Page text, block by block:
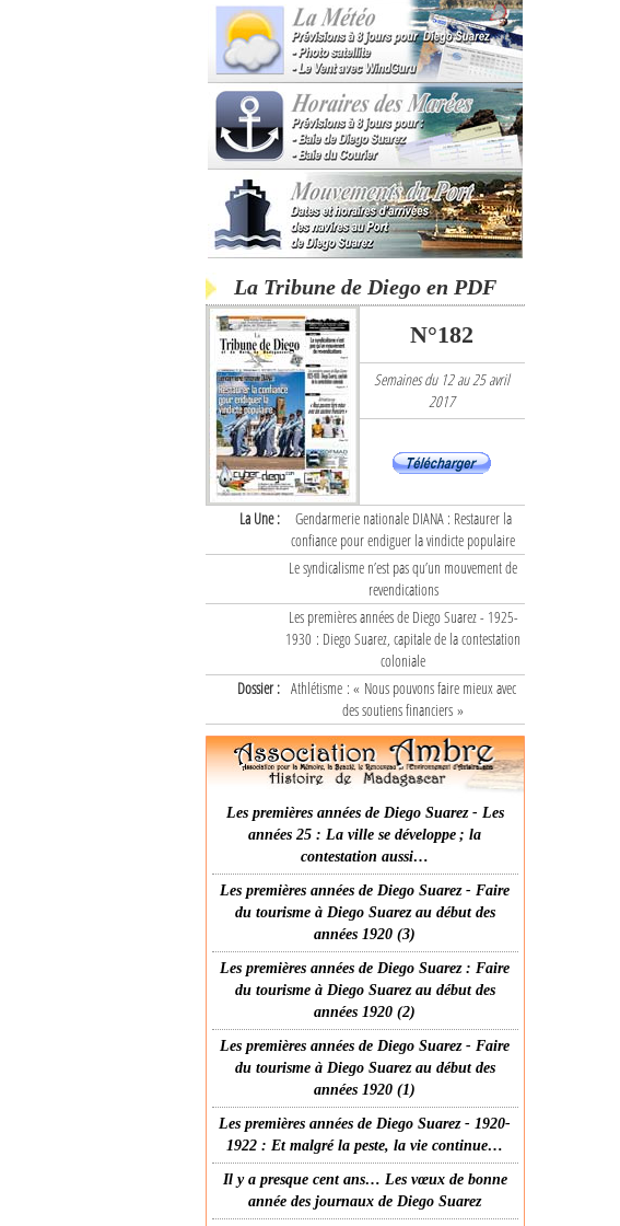
La Tribune de Diego en PDF
N°182
Semaines du 12 au 25 avril
2017
La Une :
Gendarmerie nationale DIANA : Restaurer la
confiance pour endiguer la vindicte populaire
Le syndicalisme n’est pas qu’un mouvement de
revendications
Les premières années de Diego Suarez - 1925-
1930 : Diego Suarez, capitale de la contestation
coloniale
Dossier : Athlétisme : « Nous pouvons faire mieux avec
des soutiens financiers »
Les premières années de Diego Suarez - Les
années 25 : La ville se développe ; la
contestation aussi…
Les premières années de Diego Suarez - Faire
du tourisme à Diego Suarez au début des
années 1920 (3)
Les premières années de Diego Suarez : Faire
du tourisme à Diego Suarez au début des
années 1920 (2)
Les premières années de Diego Suarez - Faire
du tourisme à Diego Suarez au début des
années 1920 (1)
Les premières années de Diego Suarez - 1920-
1922 : Et malgré la peste, la vie continue…
Il y a presque cent ans… Les vœux de bonne
année des journaux de Diego Suarez